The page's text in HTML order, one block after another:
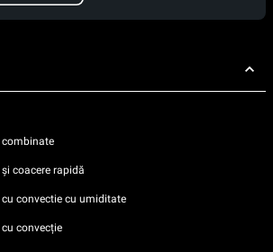
combinate
coacere rapidă
convectie cu umiditate
convecție